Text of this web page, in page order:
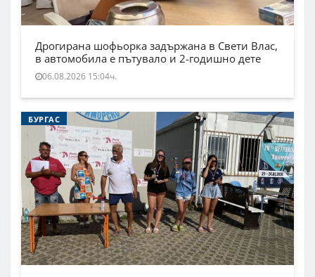
Дрогирана шофьорка задържана в Свети Влас,
в автомобила е пътувало и 2-годишно дете
06.08.2026 15:04ч.
БУРГАС